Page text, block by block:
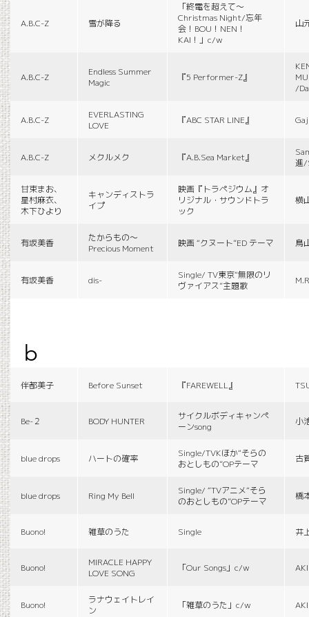
A.B.C-Z 雪が降る
「終電を超えて～
Christmas Night/忘年
会！BOU！NEN！
KAI！」c/w
山
A.B.C-Z
Endless Summer
Magic
『5 Performer-Z』
/
A.B.C-Z
EVERLASTING
LOVE
『ABC STAR LINE』
A.B.C-Z メクルメク 『A.B.Sea Market』
進/
甘束まお、
星村麻衣、
木下ひより
キャンディストラ
イプ
映画『トラペジウム』オ
リジナル・サウンドトラ
ック
横
有坂美香
たからもの〜
Precious Moment
映画 “クヌート”ED テーマ 鳥
有坂美香 dis-
Single/ TV東京“無限のリ
ヴァイアス”主題歌
b
伴都美子 Before Sunset 『FAREWELL』
Be-２ BODY HUNTER
サイクルボディキャンペ
ーンsong
小
blue drops ハートの確率
Single/TVKほか“そらの
おとしもの”OPテーマ
古
blue drops Ring My Bell
Single/ “TVアニメ“そら
のおとしもの”OPテーマ
橋
Buono! 雑草のうた Single 井
Buono!
MIRACLE HAPPY
LOVE SONG
「Our Songs」c/w
Buono!
ラナウェイトレイ
ン
「雑草のうた」c/w